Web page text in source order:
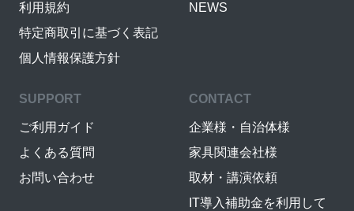
利用規約
特定商取引に基づく表記
個人情報保護方針
NEWS
SUPPORT
ご利用ガイド
よくある質問
お問い合わせ
CONTACT
企業様・自治体様
家具関連会社様
取材・講演依頼
IT導入補助金を利用して